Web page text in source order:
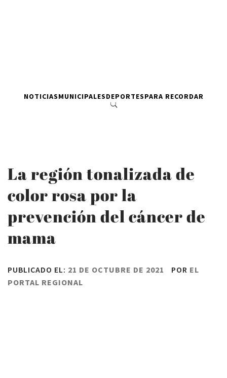
NOTICIASMUNICIPALESDEPORTESPARA RECORDAR
La región tonalizada de
color rosa por la
prevención del cáncer de
mama
PUBLICADO EL: 21 DE OCTUBRE DE 2021 POR EL
PORTAL REGIONAL